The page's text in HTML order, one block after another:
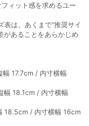
ィット感を求めるユー
は、あくまで“推奨サイ
があることをあらかじめ
17.7cm / 内寸横幅
幅 18.1cm / 内寸横幅
18.5cm / 内寸横幅 16cm